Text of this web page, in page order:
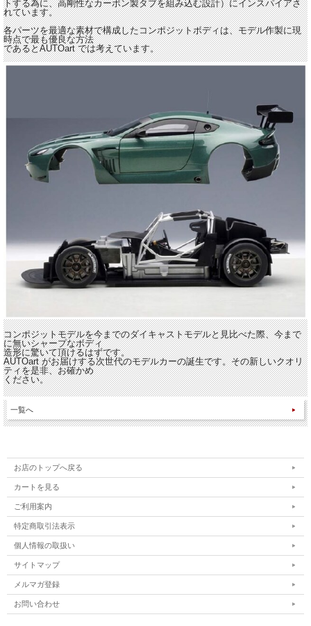
トする為に、高剛性なカーボン製タブを組み込む設計）にインスパイアさ
れています。
各パーツを最適な素材で構成したコンポジットボディは、モデル作製に現
時点で最も優良な方法
であるとAUTOart では考えています。
コンポジットモデルを今までのダイキャストモデルと見比べた際、今まで
に無いシャープなボディ
造形に驚いて頂けるはずです。
AUTOart がお届けする次世代のモデルカーの誕生です。その新しいクオリ
ティを是非、お確かめ
ください。
一覧へ
お店のトップへ戻る
カートを見る
ご利用案内
特定商取引法表示
個人情報の取扱い
サイトマップ
メルマガ登録
お問い合わせ